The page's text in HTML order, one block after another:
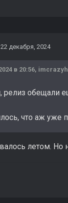
22 декабря, 2024
в 20:56,
релиз обещали
что аж уже
летом. Но